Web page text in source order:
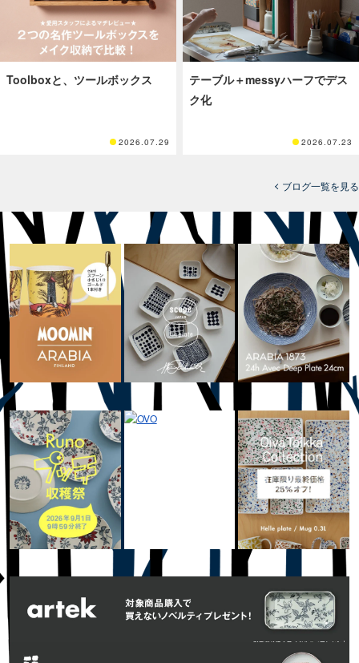
Toolboxと、ツールボックス
2026.07.29
テーブル＋messyハーフでデス
ク化
2026.07.23
ブログ一覧を見る